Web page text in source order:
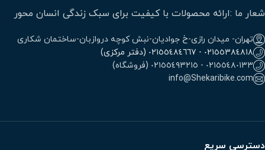
شعار ما :ارائه محصولات با کیفیت برای سبک زندگی انسان محور
تهران- میدان رازی-خ جوادیان-نبش کوچه دروازبان-ساختمان شکاری
٠٢١٥٥٣٨٤٨١٨ - ٠٢١٥٥٤٨٤٦٦٧ (دفتر مرکزی)
٠٢١٥٥٤٨٠١٣٣ - ٠٢١٥٥٤٩٣٢١٥ (فروشگاه)
info@Shekaribike.com
دسترسی سریع